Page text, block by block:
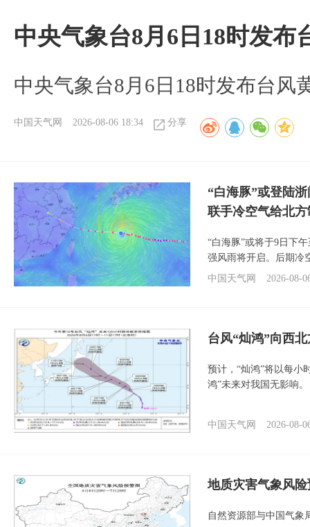
中央气象台8月6日18时发布
中央气象台8月6日18时发布台风
中国天气网 2026-08-06 18:34 分享
“白海豚”或登陆
联手冷空气给北
“白海豚”或将于9日下
强风雨将开启。后期冷
中国天气网
2026-08-
台风“灿鸿”向西
预计，“灿鸿”将以每小
鸿”未来对我国无影响。
中国天气网 2026-08-
地质灾害气象风
自然资源部与中国气象